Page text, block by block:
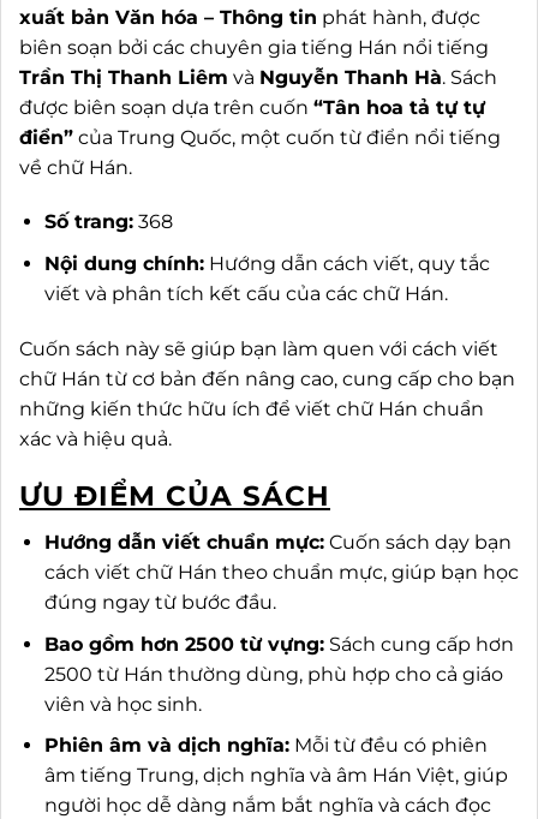
xuất bản Văn hóa – Thông tin phát hành, được
biên soạn bởi các chuyên gia tiếng Hán nổi tiếng
Trần Thị Thanh Liêm và Nguyễn Thanh Hà. Sách
được biên soạn dựa trên cuốn “Tân hoa tả tự tự
điển” của Trung Quốc, một cuốn từ điển nổi tiếng
về chữ Hán.
Số trang:368
Nội dung chính:Hướng dẫn cách viết, quy tắc
viết và phân tích kết cấu của các chữ Hán.
Cuốn sách này sẽ giúp bạn làm quen với cách viết
chữ Hán từ cơ bản đến nâng cao, cung cấp cho bạn
những kiến thức hữu ích để viết chữ Hán chuẩn
xác và hiệu quả.
ƯU ĐIỂM CỦA SÁCH
Hướng dẫn viết chuẩn mực:Cuốn sách dạy bạn
cách viết chữ Hán theo chuẩn mực, giúp bạn học
đúng ngay từ bước đầu.
Bao gồm hơn 2500 từ vựng:Sách cung cấp hơn
2500 từ Hán thường dùng, phù hợp cho cả giáo
viên và học sinh.
Phiên âm và dịch nghĩa:Mỗi từ đều có phiên
âm tiếng Trung, dịch nghĩa và âm Hán Việt, giúp
người học dễ dàng nắm bắt nghĩa và cách đọc